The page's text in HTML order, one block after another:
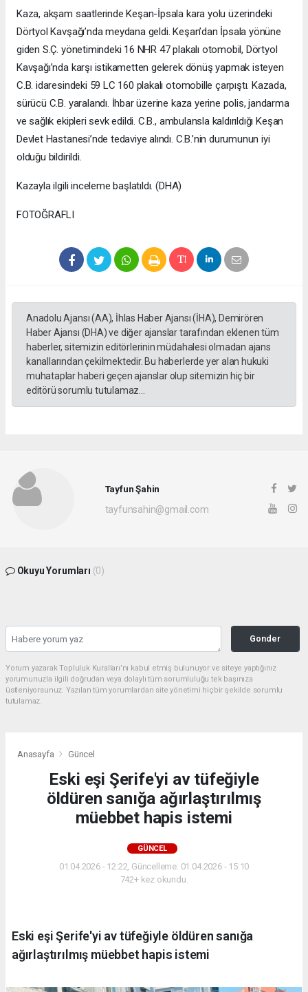
Kaza, akşam saatlerinde Keşan-İpsala kara yolu üzerindeki
Dörtyol Kavşağı’nda meydana geldi. Keşan’dan İpsala yönüne
giden S.Ç. yönetimindeki 16 NHR 47 plakalı otomobil, Dörtyol
Kavşağı’nda karşı istikametten gelerek dönüş yapmak isteyen
C.B. idaresindeki 59 LC 160 plakalı otomobille çarpıştı. Kazada,
sürücü C.B. yaralandı. İhbar üzerine kaza yerine polis, jandarma
ve sağlık ekipleri sevk edildi. C.B., ambulansla kaldırıldığı Keşan
Devlet Hastanesi’nde tedaviye alındı. C.B.’nin durumunun iyi
olduğu bildirildi.
Kazayla ilgili inceleme başlatıldı. (DHA)
FOTOĞRAFLI
Anadolu Ajansı (AA), İhlas Haber Ajansı (İHA), Demirören
Haber Ajansı (DHA) ve diğer ajanslar tarafından eklenen tüm
haberler, sitemizin editörlerinin müdahalesi olmadan ajans
kanallarından çekilmektedir. Bu haberlerde yer alan hukuki
muhataplar haberi geçen ajanslar olup sitemizin hiç bir
editörü sorumlu tutulamaz...
Tayfun Şahin
tayfunsahin@gmail.com
Okuyu Yorumları (0)
Gonder
Yorum yazarak Topluluk Kuralları’nı kabul etmiş bulunuyor ve siteye yaptığınız
yorumunuzla ilgili doğrudan veya dolaylı tüm sorumluluğu tek başınıza
üstleniyorsunuz. Yazılan tüm yorumlardan site yönetimi hiçbir şekilde sorumlu
tutulamaz.
Anasayfa Güncel
Eski eşi Şerife'yi av tüfeğiyle
öldüren sanığa ağırlaştırılmış
müebbet hapis istemi
GÜNCEL
01.04.2026 - 12:22, Güncelleme: 01.04.2026 - 15:10
742+ kez okundu.
Eski eşi Şerife'yi av tüfeğiyle öldüren sanığa
ağırlaştırılmış müebbet hapis istemi